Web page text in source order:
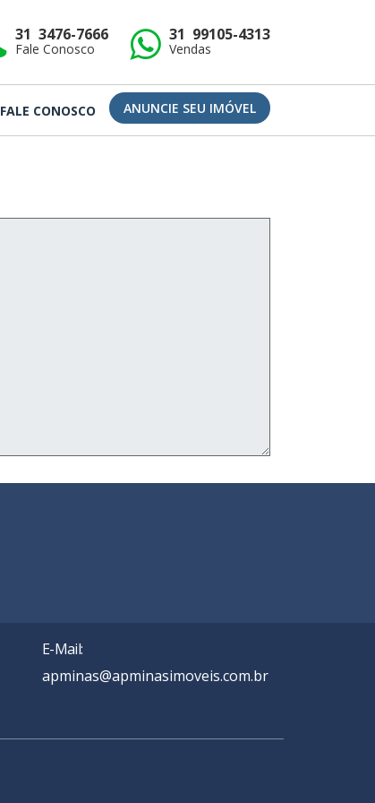
31 3476-7666
Fale Conosco
31 99105-4313
Vendas
FALE CONOSCO ANUNCIE SEU IMÓVEL
E-Mail:
apminas@apminasimoveis.com.br